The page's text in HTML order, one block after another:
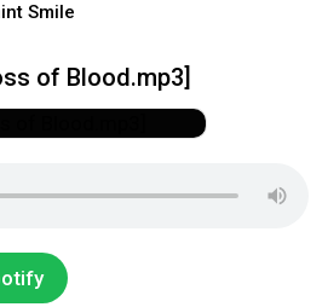
Smile
of Blood.mp3]